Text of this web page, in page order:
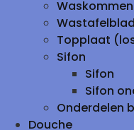
Topplaat
Sifon
Sifon
Sifon
Onderdelen
Douche